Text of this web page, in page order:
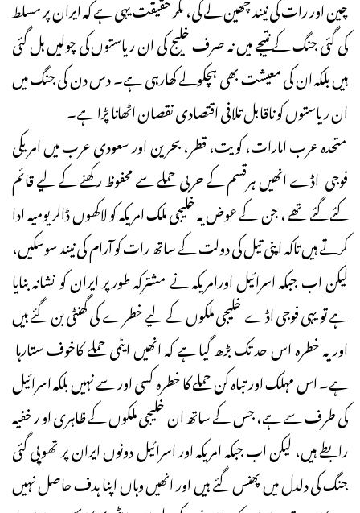
چین اور رات کی نیند چھین لے گی، مگر حقیقت یہی ہے کہ ایران پر مسلط
کی گئی جنگ کے نتیجے میں نہ صرف خلیج کی ان ریاستوں کی چولیں ہل گئی
ہیں بلکہ ان کی معیشت بھی ہچکولے کھارہی ہے۔ دس دن کی جنگ میں
ان ریاستوں کو ناقابل تلافی اقتصادی نقصان اٹھانا پڑا ہے۔
متحدہ عرب امارات، کویت، قطر، بحرین اور سعودی عرب میں امریکی
فوجی اڈے انھیں ہرقسم کے حربی حملے سے محفوظ رکھنے کے لیے قائم
کئے گئے تھے ، جن کے عوض یہ خلیجی ملک امریکہ کو لاکھوں ڈالر یومیہ ادا
کرتے ہیں تاکہ اپنی تیل کی دولت کے ساتھ رات کو آرام کی نیند سوسکیں،
لیکن اب جبکہ اسرائیل اورامریکہ نے مشترکہ طورپر ایران کو نشانہ بنایا
ہے تو یہی فوجی اڈے خلیجی ملکوں کے لیے خطرے کی گھنٹی بن گئے ہیں
اور یہ خطرہ اس حد تک بڑھ گیا ہے کہ انھیں ایٹمی حملے کاخوف ستارہا
ہے۔ اس مہلک اور تباہ کن حملے کا خطرہ کسی اور سے نہیں بلکہ اسرائیل
کی طرف سے ہے، جس کے ساتھ ان خلیجی ملکوں کے ظاہری او ر خفیہ
رابطے ہیں، لیکن اب جبکہ امریکہ اور اسرائیل دونوں ایران پر تھوپی گئی
جنگ کی دلدل میں پھنس گئے ہیں اور انھیں وہاں اپنا ہدف حاصل نہیں